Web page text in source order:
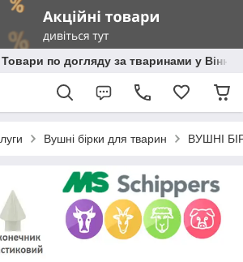
по догляду за тваринами у
Вушні бірки для тварин ВУШНІ